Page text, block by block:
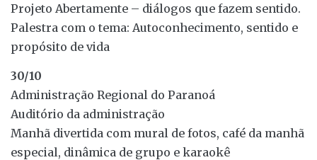
Projeto Abertamente – diálogos que fazem sentido.
Palestra com o tema: Autoconhecimento, sentido e
propósito de vida
30/10
Administração Regional do Paranoá
Auditório da administração
Manhã divertida com mural de fotos, café da manhã
especial, dinâmica de grupo e karaokê